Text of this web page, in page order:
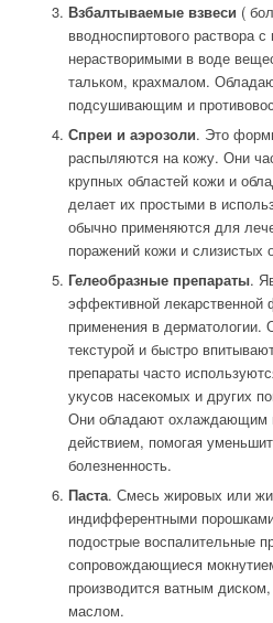
Взбалтываемые взвеси (
вводноспиртового раствора
нерастворимыми в воде
тальком, крахмалом.
подсушивающим и
Спреи и аэрозоли. Это
распыляются на кожу. Они
крупных областей кожи и
делает их простыми в
обычно применяются для
поражений кожи и слизистых
Гелеобразные препараты.
эффективной
применения в дерматологии.
текстурой и быстро
препараты часто
укусов насекомых и других
Они обладают охлаждающим
действием, помогая
болезненность.
Паста. Смесь жировых или
индифферентными
подострые воспалительные
сопровождающиеся
производится ватным
маслом.